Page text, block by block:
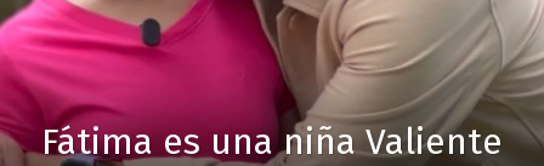
Fátima es una niña Valiente